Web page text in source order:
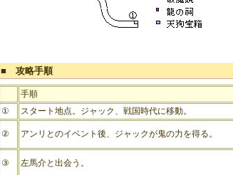
■ 攻略手順
手順
①
スタート地点。ジャック、戦国時代に移動。
② アンリとのイベント後、ジャックが鬼の力を得る。
③ 左馬介と出会う。